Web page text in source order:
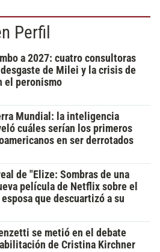
Perfil
a 2027: cuatro consultoras
de Milei y la crisis de
el peronismo
Mundial: la inteligencia
cuáles serían los primeros
en ser derrotados
de "Elize: Sombras de una
película de Netflix sobre el
que descuartizó a su
se metió en el debate
de Cristina Kirchner